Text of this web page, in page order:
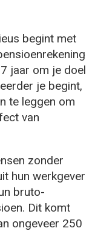
begint met
jaar om je doel
je begint,
te leggen om
van
zonder
hun werkgever
bruto-
Dit komt
ongeveer 250